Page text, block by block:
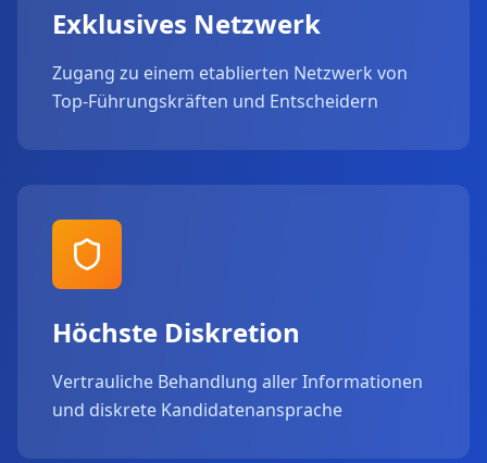
Exklusives Netzwerk
Zugang zu einem etablierten Netzwerk von
Top-Führungskräften und Entscheidern
Höchste Diskretion
Vertrauliche Behandlung aller Informationen
und diskrete Kandidatenansprache